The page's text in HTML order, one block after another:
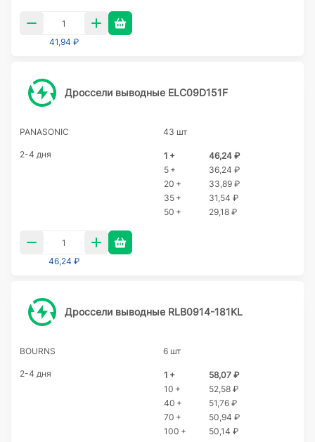
41,94 ₽
Дроссели выводные ELC09D151F
PANASONIC 43 шт
2-4 дня 1 +
46,24 ₽
5 +
36,24 ₽
20 +
33,89 ₽
35 +
31,54 ₽
50 +
29,18 ₽
46,24 ₽
Дроссели выводные RLB0914-181KL
BOURNS 6 шт
2-4 дня 1 +
58,07 ₽
10 +
52,58 ₽
40 +
51,76 ₽
70 +
50,94 ₽
100 +
50,14 ₽